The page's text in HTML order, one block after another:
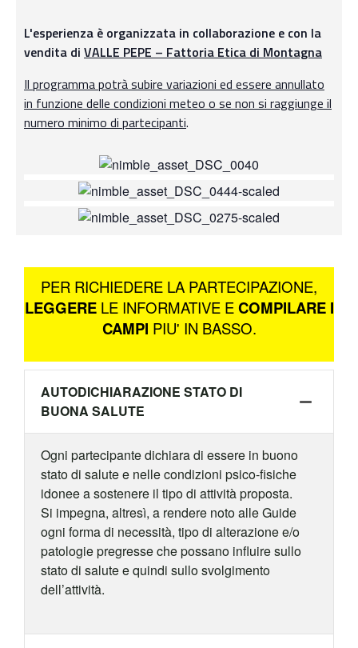
L'esperienza è organizzata in collaborazione e con la
vendita di VALLE PEPE – Fattoria Etica di Montagna
Il programma potrà subire variazioni ed essere annullato
in funzione delle condizioni meteo o se non si raggiunge il
numero minimo di partecipanti.
PER RICHIEDERE LA PARTECIPAZIONE,
LEGGERELE INFORMATIVE ECOMPILARE I
CAMPI PIU' IN BASSO.
AUTODICHIARAZIONE STATO DI
BUONA SALUTE
Ogni partecipante dichiara di essere in buono
stato di salute e nelle condizioni psico-fisiche
idonee a sostenere il tipo di attività proposta.
Si impegna, altresì, a rendere noto alle Guide
ogni forma di necessità, tipo di alterazione e/o
patologie pregresse che possano influire sullo
stato di salute e quindi sullo svolgimento
dell’attività.